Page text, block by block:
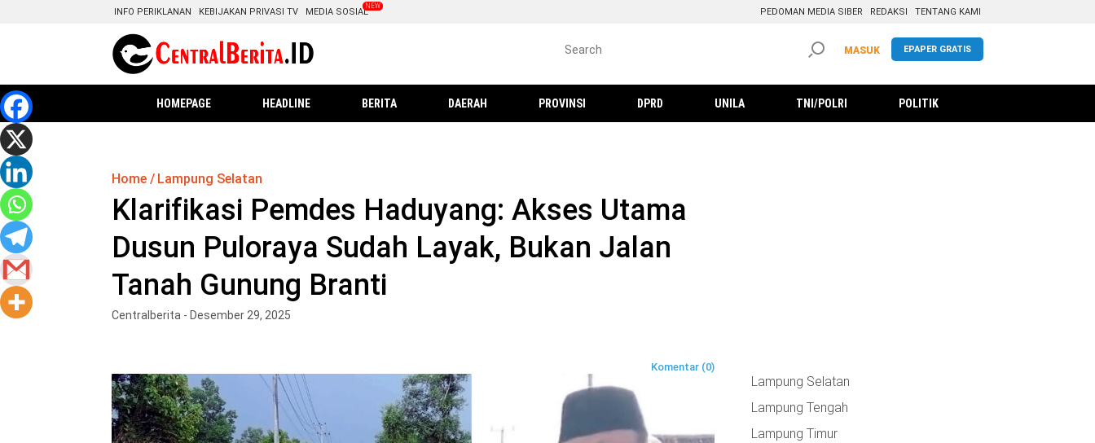
INFO PERIKLANAN KEBIJAKAN PRIVASI TV MEDIA SOSIAL PEDOMAN MEDIA SIBER REDAKSI TENTANG KAMI
EPAPER GRATIS
MASUK
HOMEPAGE HEADLINE BERITA DAERAH PROVINSI DPRD UNILA TNI/POLRI POLITIK
Home Lampung Selatan
Klarifikasi Pemdes Haduyang: Akses Utama
Dusun Puloraya Sudah Layak, Bukan Jalan
Tanah Gunung Branti
Centralberita - Desember 29, 2025
Komentar (0)
Lampung Selatan
Lampung Tengah
Lampung Timur